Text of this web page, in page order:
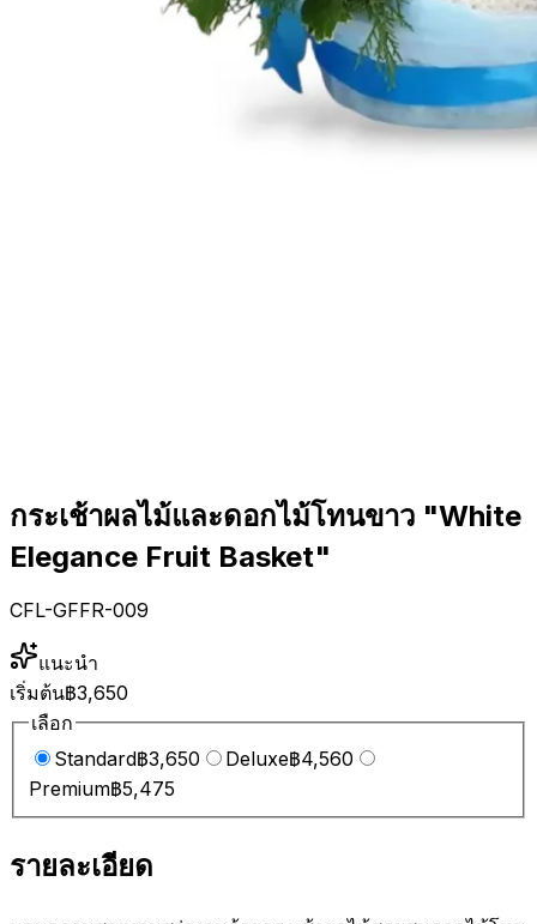
กระเช้าผลไม้และดอกไม้โทนขาว "White
Elegance Fruit Basket"
CFL-GFFR-009
แนะนำ
เริ่มต้น฿3,650
เลือก
Standard฿3,650 Deluxe฿4,560
Premium฿5,475
รายละเอียด